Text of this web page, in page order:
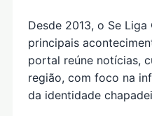
Desde 2013, o Se
principais
portal reúne notícias,
região, com foco na
da identidade